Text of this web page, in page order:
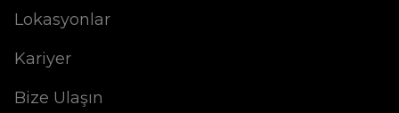
Lokasyonlar
Kariyer
Bize Ulaşın